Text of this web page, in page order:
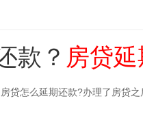
款？ 房贷
房贷怎么延期还款?办理了房贷